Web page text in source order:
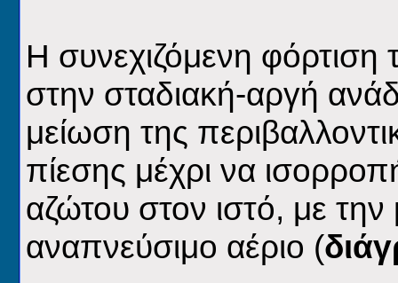
Η συνεχιζόμενη φόρτιση
στην σταδιακή-αργή
μείωση της
πίεσης μέχρι να
αζώτου στον ιστό, με
αναπνεύσιμο αέριο (